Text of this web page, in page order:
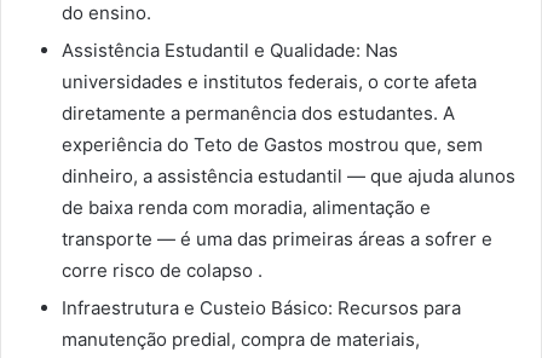
do ensino.
Assistência Estudantil e Qualidade: Nas
universidades e institutos federais, o corte afeta
diretamente a permanência dos estudantes. A
experiência do Teto de Gastos mostrou que, sem
dinheiro, a assistência estudantil — que ajuda alunos
de baixa renda com moradia, alimentação e
transporte — é uma das primeiras áreas a sofrer e
corre risco de colapso .
Infraestrutura e Custeio Básico: Recursos para
manutenção predial, compra de materiais,